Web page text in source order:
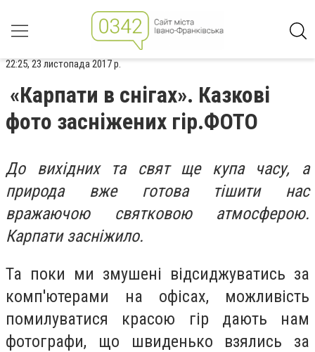
22:25, 23 листопада 2017 р.
«Карпати в снігах». Казкові
фото засніжених гір.ФОТО
До вихідних та свят ще купа часу, а
природа вже готова тішити нас
вражаючою святковою атмосферою.
Карпати засніжило.
Та поки ми змушені відсиджуватись за
комп'ютерами на офісах, можливість
помилуватися красою гір дають нам
фотографи, що швиденько взялись за